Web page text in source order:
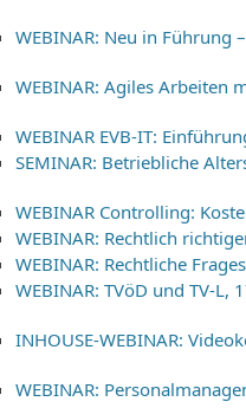
WEBINAR: Neu in Führung
WEBINAR: Agiles Arbeiten
WEBINAR EVB-IT:
SEMINAR: Betriebliche
WEBINAR Controlling:
WEBINAR: Rechtlich
WEBINAR: Rechtliche
WEBINAR: TVöD und TV-L,
INHOUSE-WEBINAR:
WEBINAR: